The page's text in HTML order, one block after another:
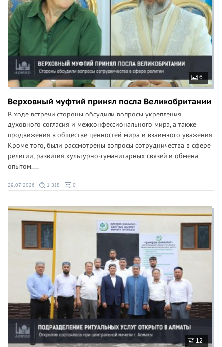
6
Верховный муфтий принял посла Великобритании
В ходе встречи стороны обсудили вопросы укрепления
духовного согласия и межконфессионального мира, а также
продвижения в обществе ценностей мира и взаимного уважения.
Кроме того, были рассмотрены вопросы сотрудничества в сфере
религии, развития культурно-гуманитарных связей и обмена
опытом....
29.07.2026 1 318 0
12